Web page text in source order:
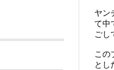
ヤン
て中
ごし
この
とし